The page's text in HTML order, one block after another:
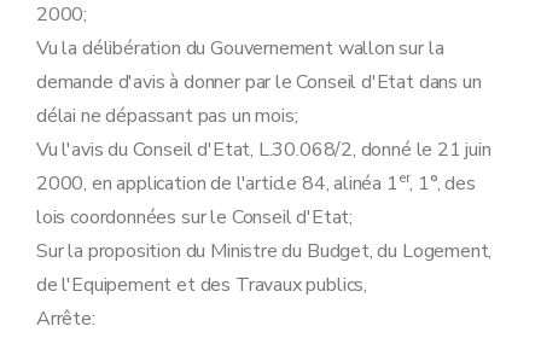
Section 3
Art. 22ter
Art. 22quater
Chapitre VIII Sanctions administratives
Art. 22bis
Art. 23
Chapitre IX
Dispositions modificatives et abrogatoires
Art. 24
Art. 25
Art. 26
Chapitre X
Art. 27
Annexe
2000;
Vu la délibération du Gouvernement wallon sur la
demande d'avis à donner par le Conseil d'Etat dans un
délai ne dépassant pas un mois;
Vu l'avis du Conseil d'Etat, L.30.068/2, donné le 21 juin
2000, en application de l'article 84, alinéa 1er, 1°, des
lois coordonnées sur le Conseil d'Etat;
Sur la proposition du Ministre du Budget, du Logement,
de l'Equipement et des Travaux publics,
Arrête: